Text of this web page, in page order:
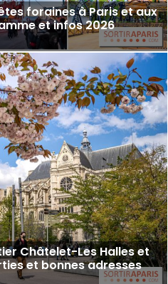
foraines à Paris et aux
et infos 2026
Châtelet-Les Halles et
et bonnes adresses